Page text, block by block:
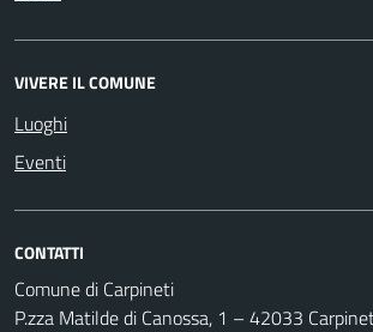
VIVERE IL COMUNE
Luoghi
Eventi
CONTATTI
Comune di Carpineti
P.zza Matilde di Canossa, 1 – 42033